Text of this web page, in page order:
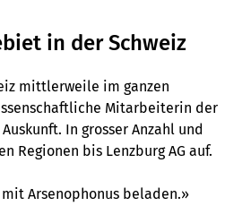
in der Schweiz
mittlerweile im ganzen
Mitarbeiterin der
In grosser Anzahl und
Regionen bis Lenzburg AG auf.
Arsenophonus beladen.»